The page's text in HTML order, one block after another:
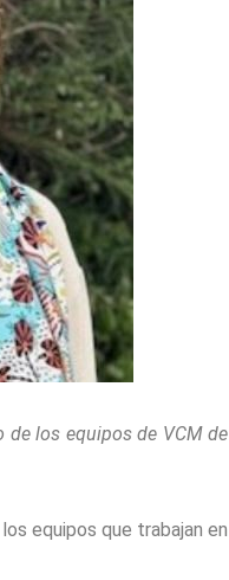
de los equipos de VCM de
equipos que trabajan en